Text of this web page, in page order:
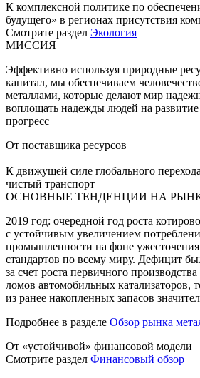
К комплексной политике по
будущего» в регионах присутствия
Смотрите раздел Экология
МИССИЯ
Эффективно используя природные
капитал, мы обеспечиваем
металлами, которые делают мир
воплощать надежды людей на
прогресс
От поставщика ресурсов
К движущей силе глобального
чистый транспорт
ОСНОВНЫЕ ТЕНДЕНЦИИ НА
2019 год: очередной год роста
с устойчивым увеличением
промышленности на фоне ужесточения
стандартов по всему миру. Дефицит
за счет роста первичного
ломов автомобильных катализаторов,
из ранее накопленных запасов
Подробнее в разделе Обзор рынка
От «устойчивой» финансовой модели
Смотрите раздел Финансовый обзор